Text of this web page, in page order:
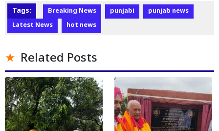
Tags: Breaking News punjabi
punjab news
Latest News
hot news
Related Posts